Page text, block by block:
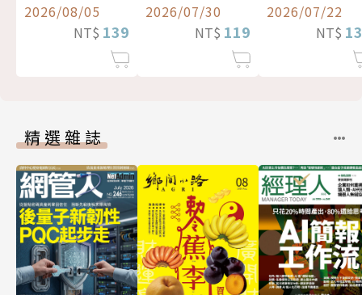
2026/08/05
NT$ 139
2026/07/30
NT$ 119
2026/07/22
NT$
精選雜誌